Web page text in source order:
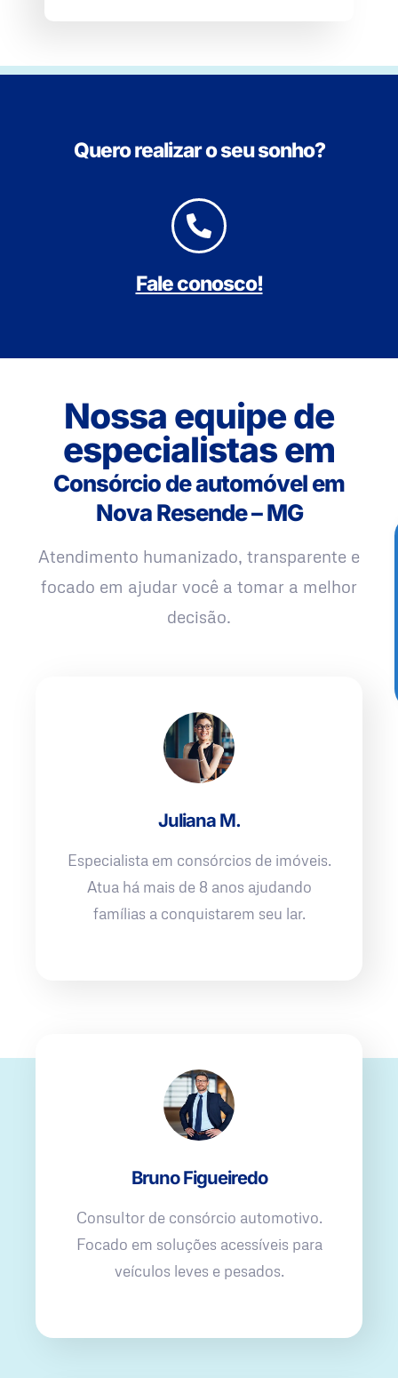
Quero realizar o seu sonho?
Fale conosco!
Nossa equipe de
especialistas em
Consórcio de automóvel em
Nova Resende – MG
Atendimento humanizado, transparente e
focado em ajudar você a tomar a melhor
decisão.
Juliana M.
Especialista em consórcios de imóveis.
Atua há mais de 8 anos ajudando
famílias a conquistarem seu lar.
Bruno Figueiredo
Consultor de consórcio automotivo.
Focado em soluções acessíveis para
veículos leves e pesados.